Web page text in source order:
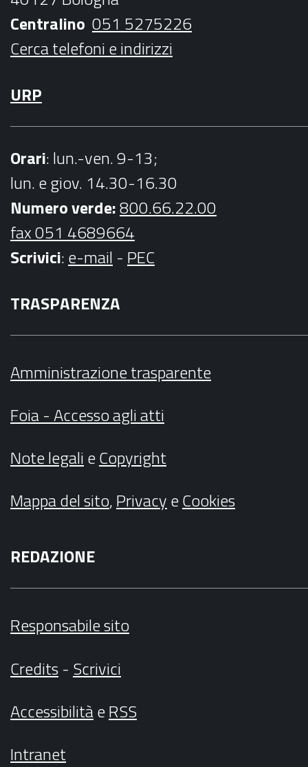
k
a
m
Centralino 051 5275226
Cerca telefoni e indirizzi
URP
Orari: lun.-ven. 9-13;
lun. e giov. 14.30-16.30
Numero verde:800.66.22.00
fax 051 4689664
Scrivici:e-mail - PEC
TRASPARENZA
Amministrazione trasparente
Foia - Accesso agli atti
Note legalieCopyright
Mappa del sito,PrivacyeCookies
REDAZIONE
Responsabile sito
Credits- Scrivici
AccessibilitàeRSS
Intranet